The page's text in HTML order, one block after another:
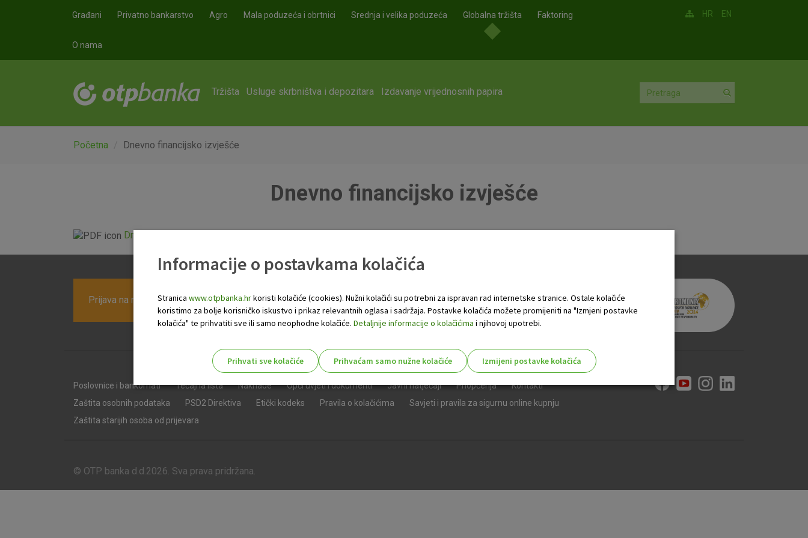
Građani Privatno bankarstvo Agro Mala poduzeća i obrtnici Srednja i velika poduzeća Globalna tržišta Faktoring
O nama
HR EN
Tržišta Usluge skrbništva i depozitara Izdavanje vrijednosnih papira
Početna Dnevno financijsko izvješće
Dnevno financijsko izvješće
Dnevno financijsko izvješće.pdf
Prijava na newsletter OTP banke
Poslovnice i bankomati Tečajna lista Naknade Opći uvjeti i dokumenti Javni natječaji Priopćenja
Kontakti
Zaštita osobnih podataka
PSD2 Direktiva Etički kodeks Pravila o kolačićima
Savjeti i pravila za sigurnu online kupnju
Zaštita starijih osoba od prijevara
© OTP banka d.d.2026. Sva prava pridržana.
Informacije o postavkama kolačića
Stranica www.otpbanka.hrkoristi kolačiće (cookies). Nužni kolačići su potrebni za ispravan rad internetske stranice. Ostale kolačiće
koristimo za bolje korisničko iskustvo i prikaz relevantnih oglasa i sadržaja. Postavke kolačića možete promijeniti na "Izmjeni postavke
kolačića" te prihvatiti sve ili samo neophodne kolačiće. Detaljnije informacije o kolačićima i njihovoj upotrebi.
Prihvati sve kolačiće Prihvaćam samo nužne kolačiće
Izmijeni postavke kolačića